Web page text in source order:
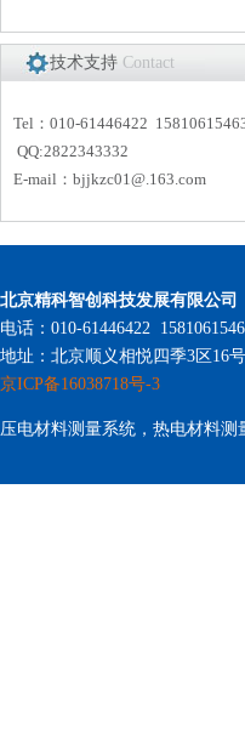
技术支持 Contact
Tel：010-61446422
QQ:2822343332
E-mail： bjjkzc01@.163.com
北京精科智创科技发展有限公司
电话：010-61446422
地址：北京顺义相悦四季3区16
京ICP备16038718号-3
压电材料测量系统，热电材料